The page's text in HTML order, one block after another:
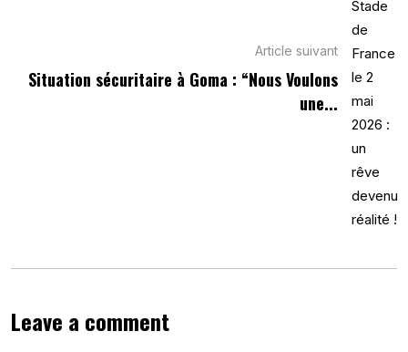
Article suivant
Situation sécuritaire à Goma : “Nous Voulons
une...
Leave a comment